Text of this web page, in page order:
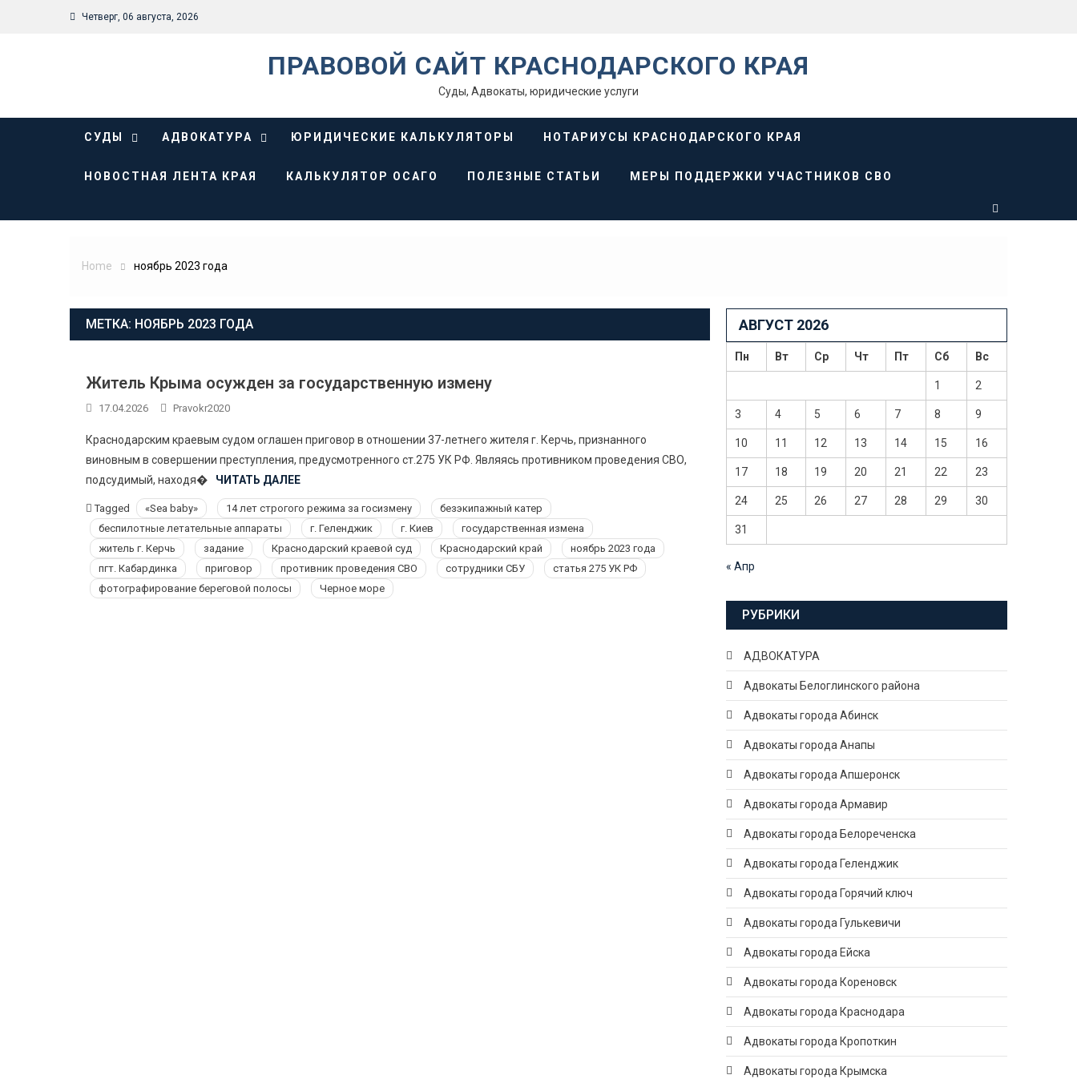
Четверг, 06 августа, 2026
ПРАВОВОЙ САЙТ КРАСНОДАРСКОГО КРАЯ
Суды, Адвокаты, юридические услуги
СУДЫ АДВОКАТУРА ЮРИДИЧЕСКИЕ КАЛЬКУЛЯТОРЫ НОТАРИУСЫ КРАСНОДАРСКОГО КРАЯ
НОВОСТНАЯ ЛЕНТА КРАЯ КАЛЬКУЛЯТОР ОСАГО ПОЛЕЗНЫЕ СТАТЬИ МЕРЫ ПОДДЕРЖКИ УЧАСТНИКОВ СВО
Home ноябрь 2023 года
МЕТКА: НОЯБРЬ 2023 ГОДА
Житель Крыма осужден за государственную измену
17.04.2026 Pravokr2020
Краснодарским краевым судом оглашен приговор в отношении 37-летнего жителя г. Керчь, признанного
виновным в совершении преступления, предусмотренного ст.275 УК РФ. Являясь противником проведения СВО,
подсудимый, находя�
ЧИТАТЬ ДАЛЕЕ
Tagged «Sea baby» 14 лет строгого режима за госизмену
безэкипажный катер
беспилотные летательные аппараты
г. Геленджик г. Киев
государственная измена
житель г. Керчь
задание Краснодарский краевой суд Краснодарский край
ноябрь 2023 года
пгт. Кабардинка
приговор противник проведения СВО сотрудники СБУ
статья 275 УК РФ
фотографирование береговой полосы
Черное море
АВГУСТ 2026
Пн Вт Ср Чт Пт Сб Вс
1 2
3 4 5 6 7 8 9
10 11 12 13 14 15 16
17 18 19 20 21 22 23
24 25 26 27 28 29 30
31
« Апр
РУБРИКИ
АДВОКАТУРА
Адвокаты Белоглинского района
Адвокаты города Абинск
Адвокаты города Анапы
Адвокаты города Апшеронск
Адвокаты города Армавир
Адвокаты города Белореченска
Адвокаты города Геленджик
Адвокаты города Горячий ключ
Адвокаты города Гулькевичи
Адвокаты города Ейска
Адвокаты города Кореновск
Адвокаты города Краснодара
Адвокаты города Кропоткин
Адвокаты города Крымска